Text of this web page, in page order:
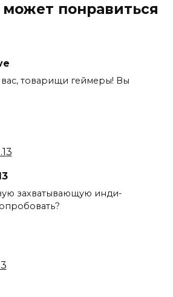
понравиться
товарищи геймеры! Вы
захватывающую инди-